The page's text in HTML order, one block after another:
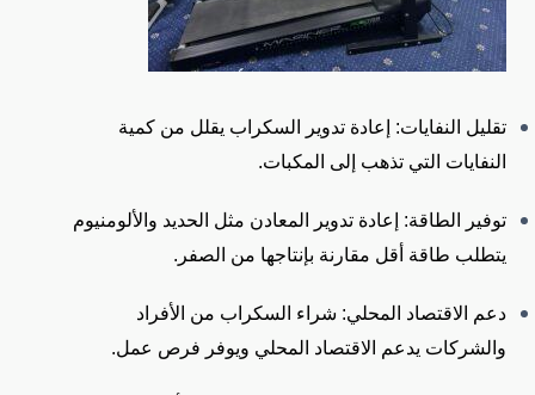
تقليل النفايات: إعادة تدوير السكراب يقلل من كمية
النفايات التي تذهب إلى المكبات.
توفير الطاقة: إعادة تدوير المعادن مثل الحديد والألومنيوم
يتطلب طاقة أقل مقارنة بإنتاجها من الصفر.
دعم الاقتصاد المحلي: شراء السكراب من الأفراد
والشركات يدعم الاقتصاد المحلي ويوفر فرص عمل.